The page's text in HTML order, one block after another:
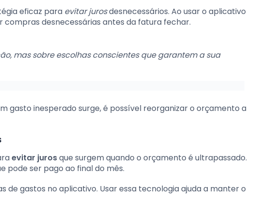
eficaz para evitar jurosdesnecessários. Ao usar o aplicativo
desnecessárias antes da fatura fechar.
mas sobre escolhas conscientes que garantem a sua
gasto inesperado surge, é possível reorganizar o orçamento a
evitar jurosque surgem quando o orçamento é ultrapassado.
pode ser pago ao final do mês.
de gastos no aplicativo. Usar essa tecnologia ajuda a manter o